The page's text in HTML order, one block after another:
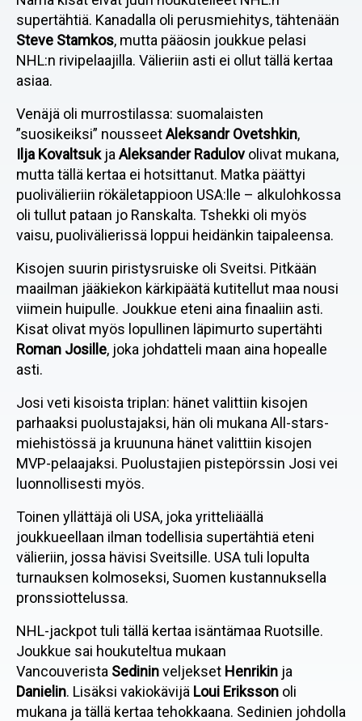
supertähtiä. Kanadalla oli perusmiehitys, tähtenään
Steve Stamkos, mutta pääosin joukkue pelasi
NHL:n rivipelaajilla. Välieriin asti ei ollut tällä kertaa
asiaa.
Venäjä oli murrostilassa: suomalaisten
”suosikeiksi” nousseetAleksandr Ovetshkin,
Ilja Kovaltsukja Aleksander Radulovolivat mukana,
mutta tällä kertaa ei hotsittanut. Matka päättyi
puolivälieriin rökäletappioon USA:lle – alkulohkossa
oli tullut pataan jo Ranskalta. Tshekki oli myös
vaisu, puolivälierissä loppui heidänkin taipaleensa.
Kisojen suurin piristysruiske oli Sveitsi. Pitkään
maailman jääkiekon kärkipäätä kutitellut maa nousi
viimein huipulle. Joukkue eteni aina finaaliin asti.
Kisat olivat myös lopullinen läpimurto supertähti
Roman Josille, joka johdatteli maan aina hopealle
asti.
Josi veti kisoista triplan: hänet valittiin kisojen
parhaaksi puolustajaksi, hän oli mukana All-stars-
miehistössä ja kruununa hänet valittiin kisojen
MVP-pelaajaksi. Puolustajien pistepörssin Josi vei
luonnollisesti myös.
Toinen yllättäjä oli USA, joka yritteliäällä
joukkueellaan ilman todellisia supertähtiä eteni
välieriin, jossa hävisi Sveitsille. USA tuli lopulta
turnauksen kolmoseksi, Suomen kustannuksella
pronssiottelussa.
NHL-jackpot tuli tällä kertaa isäntämaa Ruotsille.
Joukkue sai houkuteltua mukaan
Vancouverista Sedininveljekset Henrikin ja
Danielin. Lisäksi vakiokävijä Loui Eriksson oli
mukana ja tällä kertaa tehokkaana. Sedinien johdolla